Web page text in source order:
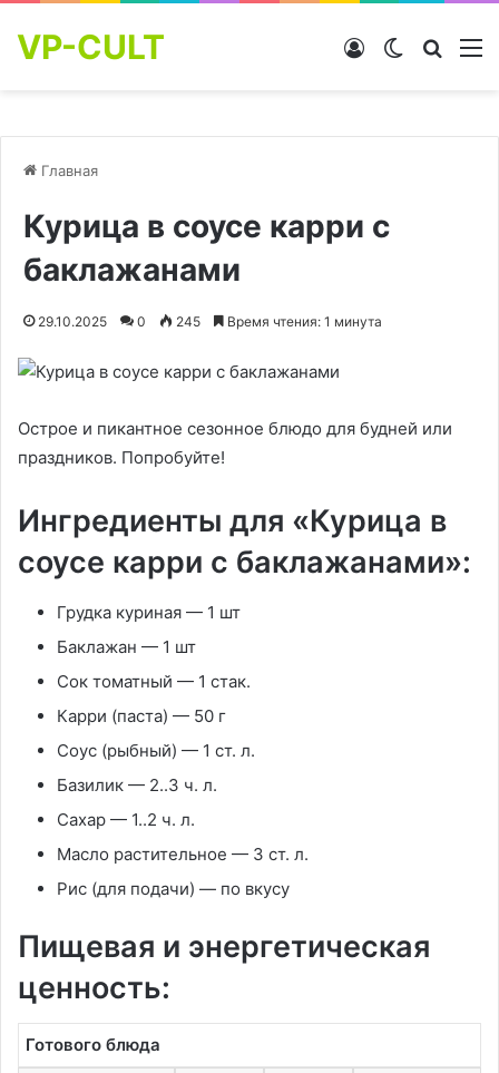
VP-CULT Switch skin
Войти
Главная
Курица в соусе карри с
баклажанами
29.10.2025 0 245 Время чтения: 1 минута
Острое и пикантное сезонное блюдо для будней или
праздников. Попробуйте!
Ингредиенты для «Курица в
соусе карри с баклажанами»:
Грудка куриная — 1 шт
Баклажан — 1 шт
Сок томатный — 1 стак.
Карри (паста) — 50 г
Соус (рыбный) — 1 ст. л.
Базилик — 2..3 ч. л.
Сахар — 1..2 ч. л.
Масло растительное — 3 ст. л.
Рис (для подачи) — по вкусу
Пищевая и энергетическая
ценность:
Готового блюда